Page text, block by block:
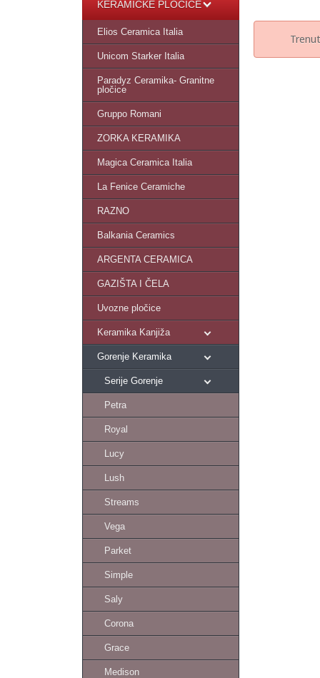
KERAMIČKE PLOČICE
Elios Ceramica Italia
Unicom Starker Italia
Paradyz Ceramika- Granitne
pločice
Gruppo Romani
ZORKA KERAMIKA
Magica Ceramica Italia
La Fenice Ceramiche
RAZNO
Balkania Ceramics
ARGENTA CERAMICA
GAZIŠTA I ČELA
Uvozne pločice
Keramika Kanjiža
Gorenje Keramika
Serije Gorenje
Petra
Royal
Lucy
Lush
Streams
Vega
Parket
Simple
Saly
Corona
Grace
Medison